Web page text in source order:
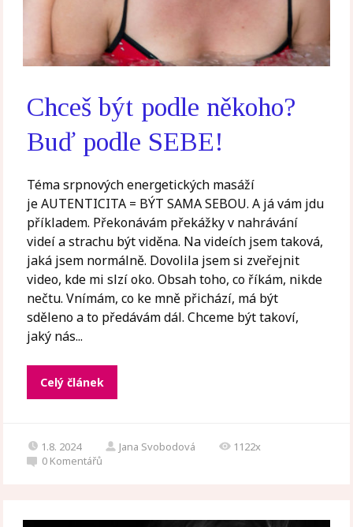
Chceš být podle někoho?
Buď podle SEBE!
Téma srpnových energetických masáží
je AUTENTICITA = BÝT SAMA SEBOU. A já vám jdu
příkladem. Překonávám překážky v nahrávání
videí a strachu být viděna. Na videích jsem taková,
jaká jsem normálně. Dovolila jsem si zveřejnit
video, kde mi slzí oko. Obsah toho, co říkám, nikde
nečtu. Vnímám, co ke mně přichází, má být
sděleno a to předávám dál. Chceme být takoví,
jaký nás...
Celý článek
1.8. 2024 Jana Svobodová
1122x
0 Komentářů